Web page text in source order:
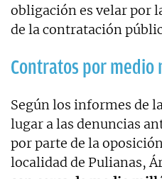
obligación es velar por
de la contratación
Contratos por medio
Según los informes de
lugar a las denuncias
por parte de la
localidad de Pulianas,